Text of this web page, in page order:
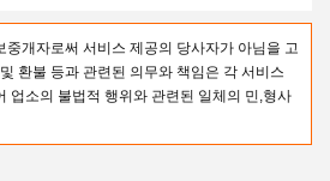
개자로써 서비스 제공의 당사자가 아님을 고
환불 등과 관련된 의무와 책임은 각 서비스
업소의 불법적 행위와 관련된 일체의 민,형사